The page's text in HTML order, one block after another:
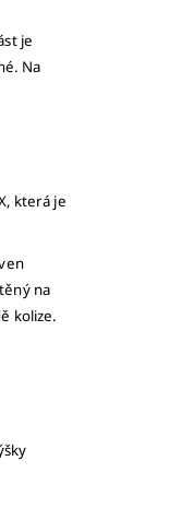
je
Na
která je
na
kolize.